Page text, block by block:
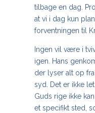
tilbage en dag.
at vi i dag kun
forventningen til
Ingen vil være i
igen. Hans
der lyser alt op
syd. Det er ikke
Guds rige ikke
et specifikt sted,